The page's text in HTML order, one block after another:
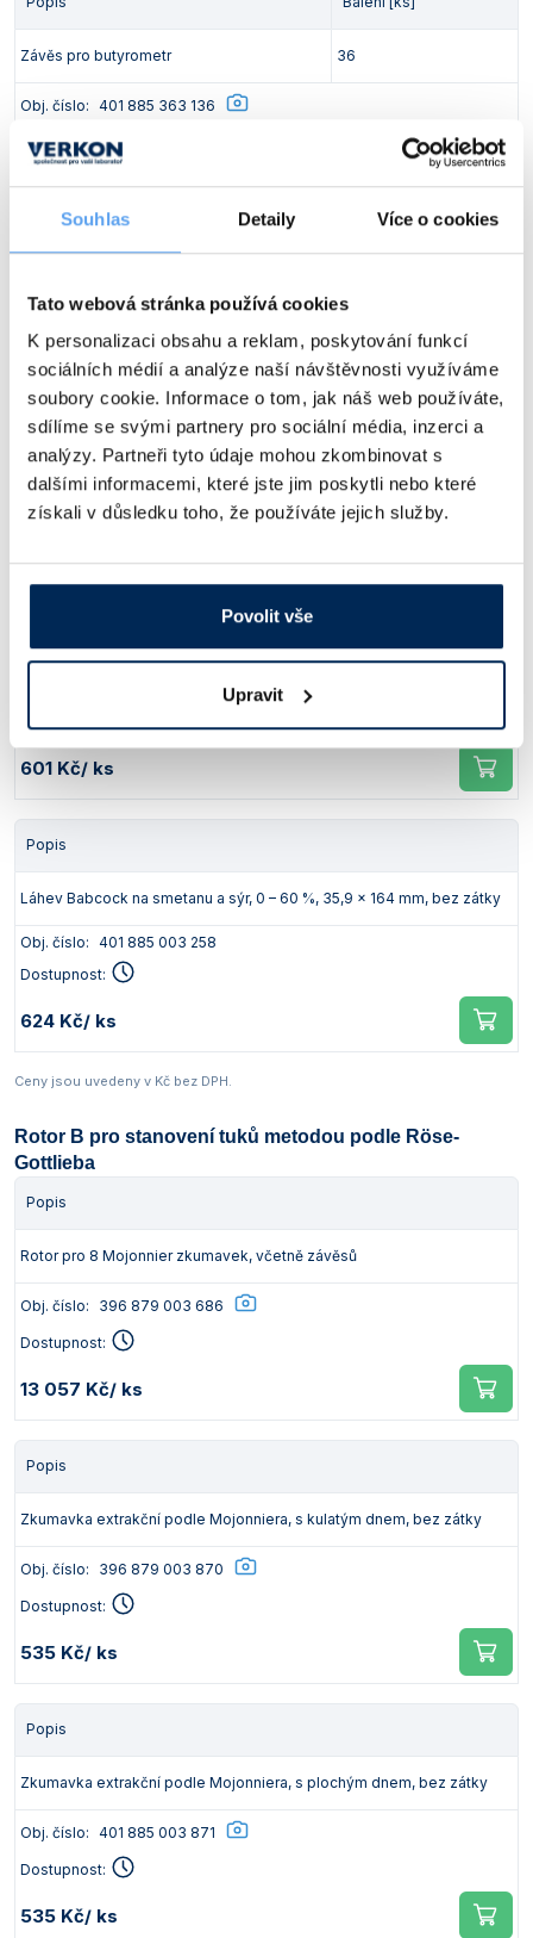
Souhlas Detaily Více o cookies
Tato webová stránka používá cookies
K personalizaci obsahu a reklam, poskytování funkcí
sociálních médií a analýze naší návštěvnosti využíváme
soubory cookie. Informace o tom, jak náš web používáte,
sdílíme se svými partnery pro sociální média, inzerci a
analýzy. Partneři tyto údaje mohou zkombinovat s
dalšími informacemi, které jste jim poskytli nebo které
získali v důsledku toho, že používáte jejich služby.
Povolit vše
Upravit
Závěs pro butyrometr 36
Obj. číslo: 401 885 363 136
Dostupnost:
12 032 Kč/ bal.
Ceny jsou uvedeny v Kč bez DPH.
Láhev Babcock na mléko, 0 – 8 %, 35,8 x 163 mm, bez zátky
Obj. číslo: 401 885 003 254
Dostupnost:
683 Kč / ks
Popis
601 Kč/ ks
Popis
Láhev Babcock na smetanu a sýr, 0 – 60 %, 35,9 x 164 mm, bez zátky
Obj. číslo: 401 885 003 258
Dostupnost:
624 Kč/ ks
Ceny jsou uvedeny v Kč bez DPH.
Rotor B pro stanovení tuků metodou podle Röse-
Gottlieba
Popis
Rotor pro 8 Mojonnier zkumavek, včetně závěsů
Obj. číslo: 396 879 003 686
Dostupnost:
13 057 Kč/ ks
Popis
Zkumavka extrakční podle Mojonniera, s kulatým dnem, bez zátky
Obj. číslo: 396 879 003 870
Dostupnost:
535 Kč/ ks
Popis
Zkumavka extrakční podle Mojonniera, s plochým dnem, bez zátky
Obj. číslo: 401 885 003 871
Dostupnost:
535 Kč/ ks